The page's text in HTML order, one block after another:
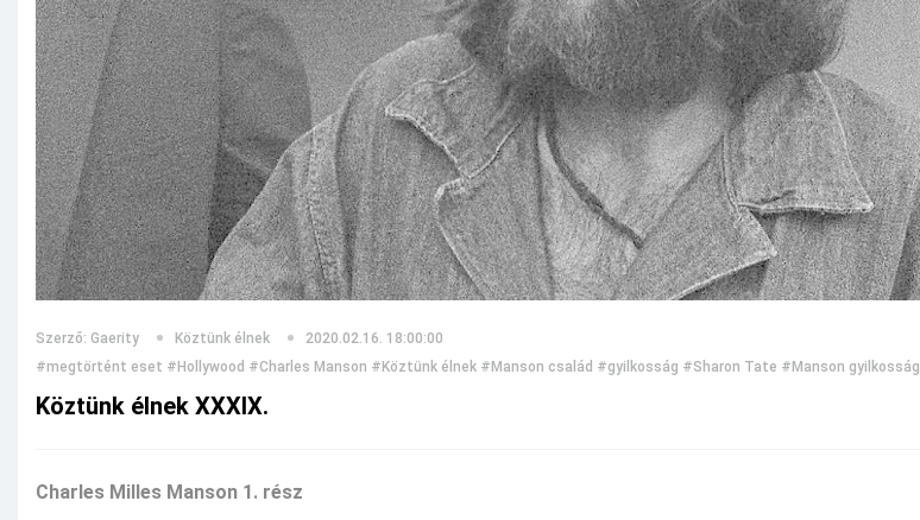
Szerző: Gaerity Köztünk élnek
2020.02.16. 18:00:00
#megtörtént eset #Hollywood #Charles Manson #Köztünk élnek #Manson család #gyilkosság #Sharon Tate #Manson gyilkosság
Köztünk élnek XXXIX.
Charles Milles Manson 1. rész